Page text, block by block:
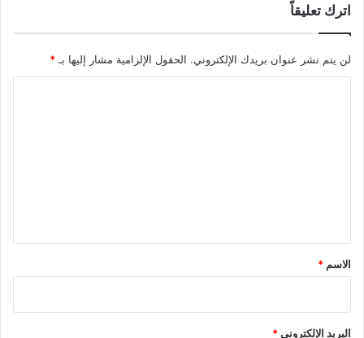
اترك تعليقاً
لن يتم نشر عنوان بريدك الإلكتروني. الحقول الإلزامية مشار إليها بـ *
*
الاسم *
البريد الإلكتروني*